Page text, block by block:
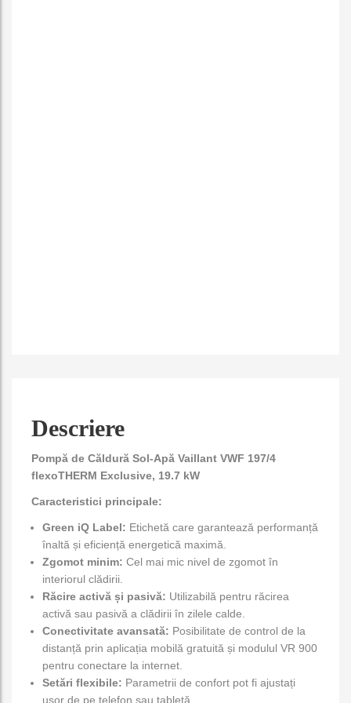
Descriere
Pompă de Căldură Sol-Apă Vaillant VWF 197/4
flexoTHERM Exclusive, 19.7 kW
Caracteristici principale:
Green iQ Label: Etichetă care garantează performanță
înaltă și eficiență energetică maximă.
Zgomot minim: Cel mai mic nivel de zgomot în
interiorul clădirii.
Răcire activă și pasivă: Utilizabilă pentru răcirea
activă sau pasivă a clădirii în zilele calde.
Conectivitate avansată: Posibilitate de control de la
distanță prin aplicația mobilă gratuită și modulul VR 900
pentru conectare la internet.
Setări flexibile: Parametrii de confort pot fi ajustați
ușor de pe telefon sau tabletă.